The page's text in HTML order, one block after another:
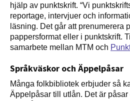
hjälp av punktskrift. “Vi
reportage, intervjuer och
läsning. Det går att prenumerera
pappersformat eller i punktskrift.
samarbete mellan MTM och
Språkväskor och Äppelpåsar
Många folkbibliotek erbjuder så
Äppelpåsar till utlån. Det är